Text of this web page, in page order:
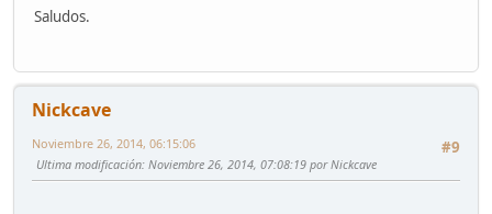
Saludos.
Nickcave
#9
Noviembre 26, 2014, 06:15:06
Ultima modificación: Noviembre 26, 2014, 07:08:19 por Nickcave